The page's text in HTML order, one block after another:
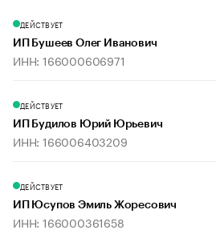
ДЕЙСТВУЕТ
ИП Бушеев Олег Иванович
ИНН: 166000606971
ДЕЙСТВУЕТ
ИП Будилов Юрий Юрьевич
ИНН: 166006403209
ДЕЙСТВУЕТ
ИП Юсупов Эмиль Жоресович
ИНН: 166000361658